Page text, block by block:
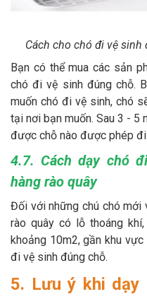
Cách cho chó đi vệ
Bạn có thể mua các sản
chó đi vệ sinh đúng chỗ.
muốn chó đi vệ sinh, chó
tại nơi bạn muốn. Sau 3 - 5
được chỗ nào được phép đi
4.7. Cách dạy chó
hàng rào quây
Đối với những chú chó mới
rào quây có lỗ thoáng
khoảng 10m2, gần khu
đi vệ sinh đúng chỗ.
5. Lưu ý khi dạy